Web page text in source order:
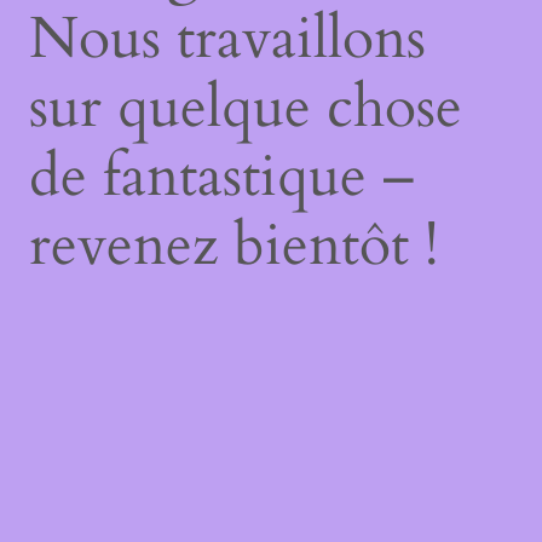
Nous travaillons
sur quelque chose
de fantastique –
revenez bientôt !